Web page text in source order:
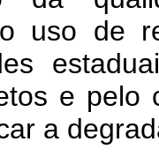
uso de
e pelo
a